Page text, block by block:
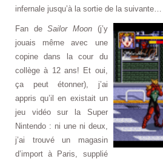
infernale jusqu’à la sortie de la suivante…
Fan deSailor Moon (j’y
jouais même avec une
copine dans la cour du
collège à 12 ans! Et oui,
ça peut étonner), j’ai
appris qu’il en existait un
jeu vidéo sur la Super
Nintendo : ni une ni deux,
j’ai trouvé un magasin
d’import à Paris, supplié